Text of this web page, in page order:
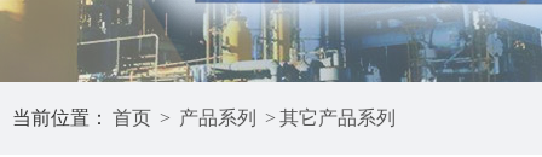
当前位置： 首页 > 产品系列 > 其它产品系列